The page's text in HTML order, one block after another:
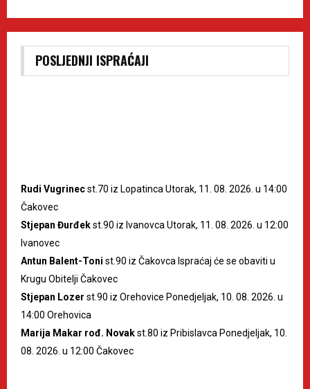
POSLJEDNJI ISPRAĆAJI
Rudi Vugrinecst.70 iz Lopatinca Utorak, 11. 08. 2026. u 14:00
Čakovec
Stjepan Đurđekst.90 iz Ivanovca Utorak, 11. 08. 2026. u 12:00
Ivanovec
Antun Balent-Toni st.90 iz Čakovca Ispraćaj će se obaviti u
Krugu Obitelji Čakovec
Stjepan Lozer st.90 iz Orehovice Ponedjeljak, 10. 08. 2026. u
14:00 Orehovica
Marija Makar rođ. Novakst.80 iz Pribislavca Ponedjeljak, 10.
08. 2026. u 12:00 Čakovec